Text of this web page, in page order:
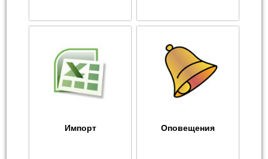
Импорт Оповещения